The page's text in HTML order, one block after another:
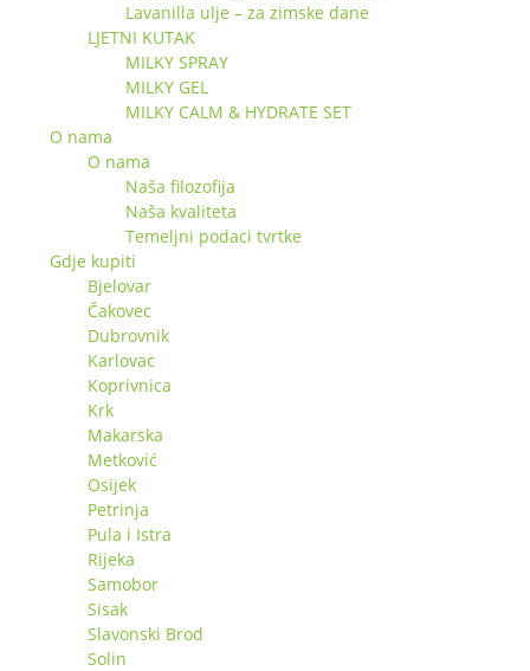
Lavanilla ulje – za zimske dane
LJETNI KUTAK
MILKY SPRAY
MILKY GEL
MILKY CALM & HYDRATE SET
O nama
O nama
Naša filozofija
Naša kvaliteta
Temeljni podaci tvrtke
Gdje kupiti
Bjelovar
Čakovec
Dubrovnik
Karlovac
Koprivnica
Krk
Makarska
Metković
Osijek
Petrinja
Pula i Istra
Rijeka
Samobor
Sisak
Slavonski Brod
Solin